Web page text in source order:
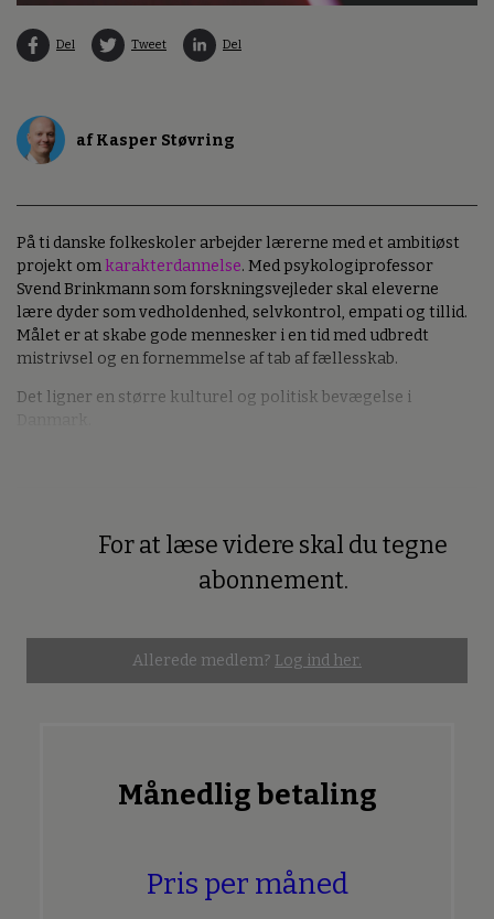
Del Tweet Del
af Kasper Støvring
På ti danske folkeskoler arbejder lærerne med et ambitiøst
projekt omkarakterdannelse. Med psykologiprofessor
Svend Brinkmann som forskningsvejleder skal eleverne
lære dyder som vedholdenhed, selvkontrol, empati og tillid.
Målet er at skabe gode mennesker i en tid med udbredt
mistrivsel og en fornemmelse af tab af fællesskab.
Det ligner en større kulturel og politisk bevægelse i
For at læse videre skal du tegne
abonnement.
Allerede medlem? Log ind her.
Månedlig betaling
Pris per måned